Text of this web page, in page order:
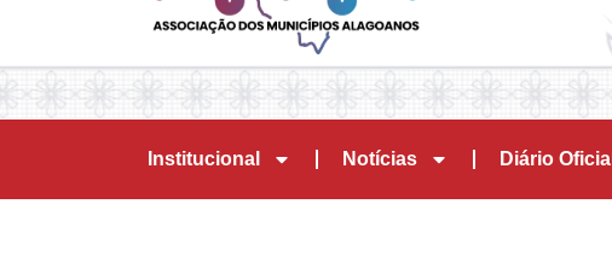
Institucional Notícias Diário Oficial